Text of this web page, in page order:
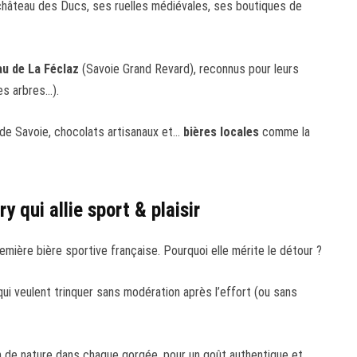
des Ducs, ses ruelles médiévales, ses boutiques de
de La Féclaz (Savoie Grand Revard), reconnus pour leurs
arbres…).
Savoie, chocolats artisanaux et… bières localescomme la
qui allie sport & plaisir
bière sportive française. Pourquoi elle mérite le détour ?
veulent trinquer sans modération après l’effort (ou sans